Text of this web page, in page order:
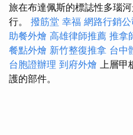
旅在布達佩斯的標誌性多瑙
行。 撥筋堂 幸福 網路行銷公
助餐外燴 高雄律師推薦 推拿
餐點外燴 新竹整復推拿 台中
台胞證辦理 到府外燴 上層甲
護的部件。